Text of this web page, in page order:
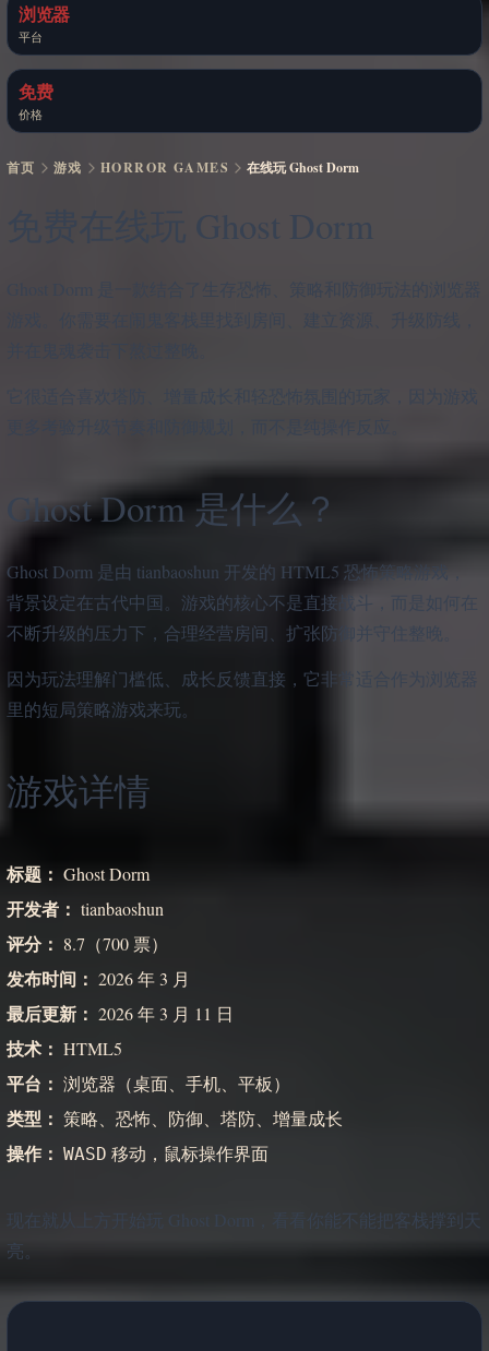
浏览器
平台
免费
价格
首页 游戏 HORROR GAMES 在线玩 Ghost Dorm
免费在线玩 Ghost Dorm
Ghost Dorm 是什么？
Ghost Dorm 是由 tianbaoshun 开发的 HTML5 恐怖策略游戏，
背景设定在古代中国。游戏的核心不是直接战斗，而是如何在
不断升级的压力下，合理经营房间、扩张防御并守住整晚。
因为玩法理解门槛低、成长反馈直接，它非常适合作为浏览器
里的短局策略游戏来玩。
游戏详情
标题： Ghost Dorm
开发者： tianbaoshun
评分： 8.7（700 票）
发布时间： 2026 年 3 月
最后更新： 2026 年 3 月 11 日
技术： HTML5
平台： 浏览器（桌面、手机、平板）
类型： 策略、恐怖、防御、塔防、增量成长
操作： WASD 移动，鼠标操作界面
现在就从上方开始玩 Ghost Dorm，看看你能不能把客栈撑到天
亮。